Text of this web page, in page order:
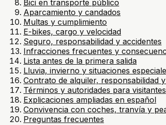
Bici en transporte público
Aparcamiento y candados
Multas y cumplimiento
E-bikes, cargo y velocidad
Seguro, responsabilidad y accidentes
Infracciones frecuentes y
Lista antes de la primera salida
Lluvia, invierno y situaciones
Contrato de alquiler, responsabilidad
Términos y autoridades para visitantes
Explicaciones ampliadas en español
Convivencia con coches, tranvía y
Preguntas frecuentes